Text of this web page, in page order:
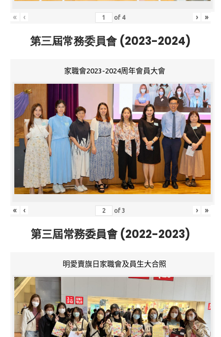
« ‹ of 4 › »
第三屆常務委員會 (2023-2024)
家職會2023-2024周年會員大會
« ‹ of3 › »
第三屆常務委員會 (2022-2023)
明愛賣旗日家職會及員生大合照